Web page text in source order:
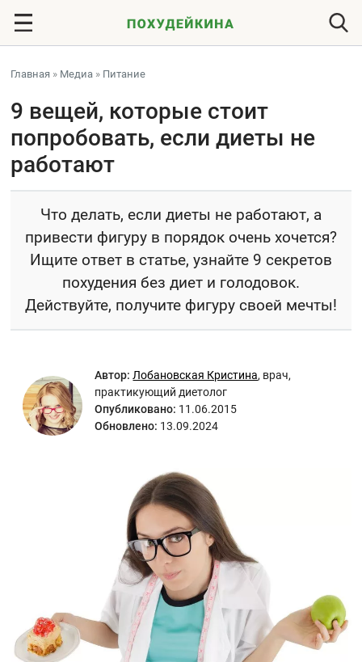
Главная » Медиа » Питание
9 вещей, которые стоит
попробовать, если диеты не
работают
Что делать, если диеты не работают, а
привести фигуру в порядок очень хочется?
Ищите ответ в статье, узнайте 9 секретов
похудения без диет и голодовок.
Действуйте, получите фигуру своей мечты!
Автор: Лобановская Кристина, врач,
практикующий диетолог
Опубликовано: 11.06.2015
Обновлено: 13.09.2024